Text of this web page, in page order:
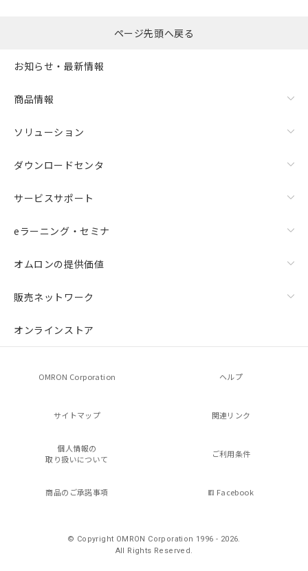
ページ先頭へ戻る
お知らせ・最新情報
商品情報
ソリューション
ダウンロードセンタ
サービスサポート
eラーニング・セミナ
オムロンの提供価値
販売ネットワーク
オンラインストア
OMRON Corporation ヘルプ
サイトマップ 関連リンク
個人情報の
取り扱いについて
ご利用条件
商品のご承諾事項 Facebook
© Copyright OMRON Corporation 1996 - 2026.
All Rights Reserved.